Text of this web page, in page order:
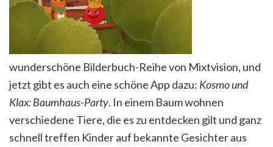
wunderschöne Bilderbuch-Reihe von Mixtvision, und
jetzt gibt es auch eine schöne App dazu: Kosmo und
Klax: Baumhaus-Party. In einem Baum wohnen
verschiedene Tiere, die es zu entdecken gilt und ganz
schnell treffen Kinder auf bekannte Gesichter aus